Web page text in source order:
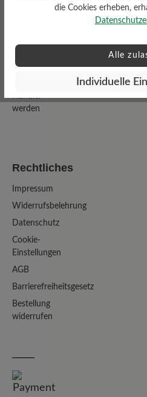
Unternehmen
Welt
Magazin
werden
Rechtliches
Impressum
Widerrufsbelehrung
Datenschutz
Cookie-
Einstellungen
AGB
Barrierefreiheitsgesetz
Bestellung
widerrufen
die Cookies erheben,
Alle
Individuelle